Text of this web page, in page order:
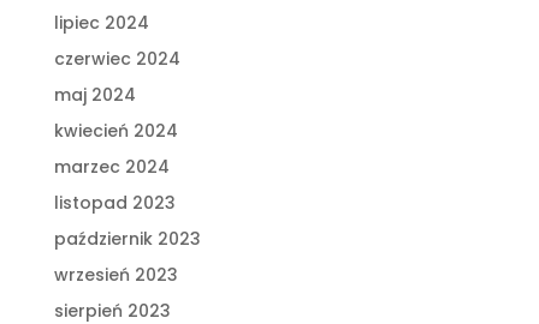
lipiec 2024
czerwiec 2024
maj 2024
kwiecień 2024
marzec 2024
listopad 2023
październik 2023
wrzesień 2023
sierpień 2023